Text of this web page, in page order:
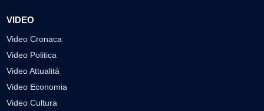
VIDEO
Video Cronaca
Video Politica
Video Attualità
Video Economia
Video Cultura